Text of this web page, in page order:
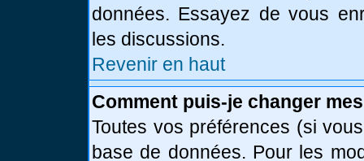
données. Essayez de vous
les discussions.
Revenir en haut
Comment puis-je changer
Toutes vos préférences (si
base de données. Pour les